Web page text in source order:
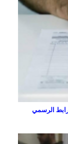
الرسمي